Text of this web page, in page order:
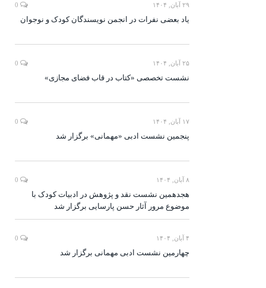
۲۹ آبان, ۱۴۰۴
یاد بعضی نفرات در انجمن نویسندگان کودک و نوجوان
۲۵ آبان, ۱۴۰۴
نشست تخصصی «کتاب در قاب فضای مجازی»
۱۷ آبان, ۱۴۰۴
پنجمین نشست ادبی «مهمانی» برگزار شد
۸ آبان, ۱۴۰۴
هجدهمین نشست نقد و پژوهش در ادبیات کودک با
موضوع مرور آثار حسن پارسایی برگزار شد
۴ آبان, ۱۴۰۴
چهارمین نشست ادبی مهمانی برگزار شد